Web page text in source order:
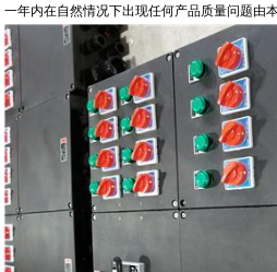
一年内在自然情况下出现任何产品质量问题由